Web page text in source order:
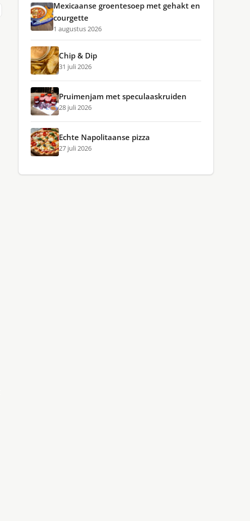
Mexicaanse groentesoep met gehakt en
courgette
1 augustus 2026
Chip & Dip
31 juli 2026
Pruimenjam met speculaaskruiden
28 juli 2026
Echte Napolitaanse pizza
27 juli 2026